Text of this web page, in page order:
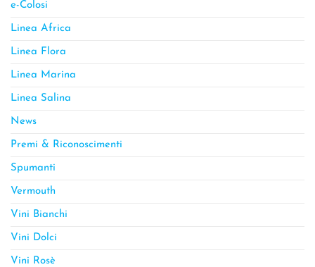
e-Colosi
Linea Africa
Linea Flora
Linea Marina
Linea Salina
News
Premi & Riconoscimenti
Spumanti
Vermouth
Vini Bianchi
Vini Dolci
Vini Rosè